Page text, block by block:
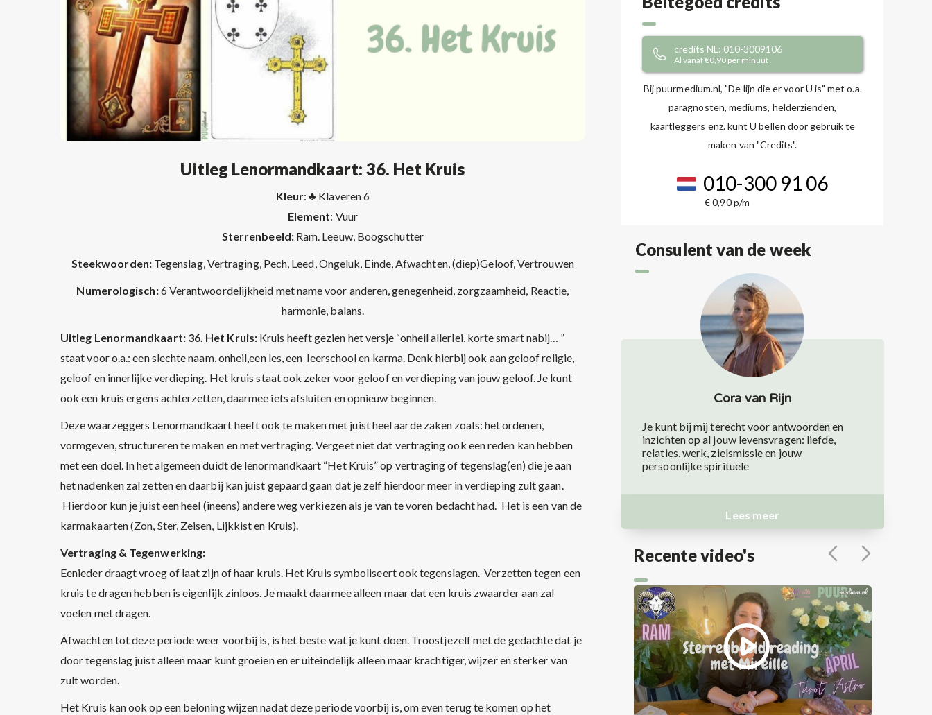
Uitleg Lenormandkaart: 36. Het Kruis
Kleur:♣ Klaveren 6
Element: Vuur
Sterrenbeeld:Ram. Leeuw, Boogschutter
Steekwoorden:Tegenslag, Vertraging, Pech, Leed, Ongeluk, Einde, Afwachten, (diep)Geloof, Vertrouwen
Numerologisch:6 Verantwoordelijkheid met name voor anderen, genegenheid, zorgzaamheid, Reactie,
harmonie, balans.
Uitleg Lenormandkaart: 36. Het Kruis: Kruis heeft gezien het versje “onheil allerlei, korte smart nabij… ”
staat voor o.a.: een slechte naam, onheil,een les, een leerschool en karma. Denk hierbij ook aan geloof religie,
geloof en innerlijke verdieping. Het kruis staat ook zeker voor geloof en verdieping van jouw geloof. Je kunt
ook een kruis ergens achterzetten, daarmee iets afsluiten en opnieuw beginnen.
Deze waarzeggers Lenormandkaart heeft ook te maken met juist heel aarde zaken zoals: het ordenen,
vormgeven, structureren te maken en met vertraging. Vergeet niet dat vertraging ook een reden kan hebben
met een doel. In het algemeen duidt de lenormandkaart “Het Kruis” op vertraging of tegenslag(en) die je aan
het nadenken zal zetten en daarbij kan juist gepaard gaan dat je zelf hierdoor meer in verdieping zult gaan.
Hierdoor kun je juist een heel (ineens) andere weg verkiezen als je van te voren bedacht had. Het is een van de
karmakaarten (Zon, Ster, Zeisen, Lijkkist en Kruis).
Vertraging & Tegenwerking:
Eenieder draagt vroeg of laat zijn of haar kruis. Het Kruis symboliseert ook tegenslagen. Verzetten tegen een
kruis te dragen hebben is eigenlijk zinloos. Je maakt daarmee alleen maar dat een kruis zwaarder aan zal
voelen met dragen.
Afwachten tot deze periode weer voorbij is, is het beste wat je kunt doen. Troostjezelf met de gedachte dat je
door tegenslag juist alleen maar kunt groeien en er uiteindelijk alleen maar krachtiger, wijzer en sterker van
zult worden.
Het Kruis kan ook op een beloning wijzen nadat deze periode voorbij is, om even terug te komen op het
credits NL: 010-3009106
Al vanaf €0,90 per minuut
Bij puurmedium.nl, "De lijn die er voor U is" met o.a.
paragnosten, mediums, helderzienden,
kaartleggers enz. kunt U bellen door gebruik te
maken van "Credits".
010-300 91 06
€ 0,90 p/m
Consulent van de week
Cora van Rijn
Je kunt bij mij terecht voor antwoorden en
inzichten op al jouw levensvragen: liefde,
relaties, werk, zielsmissie en jouw
persoonlijke spirituele
Lees meer
Recente video's